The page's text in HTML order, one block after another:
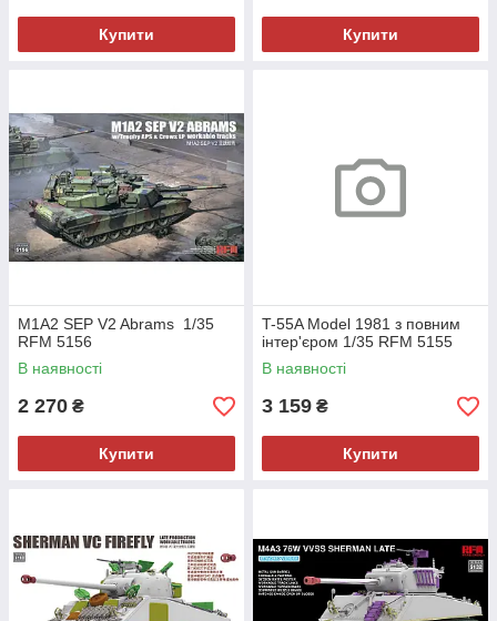
Купити Купити
M1A2 SEP V2 Abrams 1/35
RFM 5156
В наявності
2 270 ₴
Купити
T-55A Model 1981 з повним
інтер'єром 1/35 RFM 5155
В наявності
3 159 ₴
Купити